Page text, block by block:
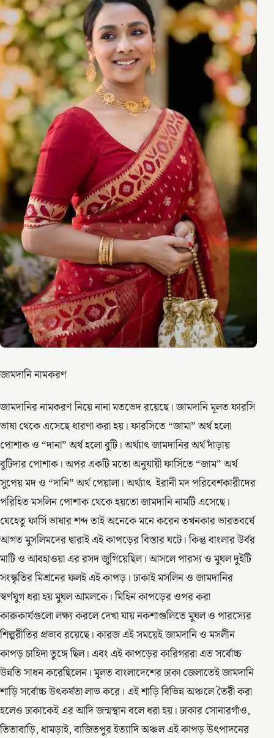
জামদানি নামকরণ
জামদানির নামকরণ নিয়ে নানা মতভেদ রয়েছে। জামদানি মূলত ফারসি
ভাষা থেকে এসেছে ধারণা করা হয়। ফারসিতে “জামা” অর্থ হলো
পোশাক ও “দানা” অর্থ হলো বুটি। অর্থ্যাৎ জামদানির অর্থ দাঁড়ায়
বুটিদার পোশাক। অপর একটি মতো অনুযায়ী ফার্সিতে “জাম” অর্থ
সুপেয় মদ ও “দানি” অর্থ পেয়ালা। অর্থ্যাৎ ইরানী মদ পরিবেশকারীদের
পরিহিত মসলিন পোশাক থেকে হয়তো জামদানি নামটি এসেছে।
যেহেতু ফার্সি ভাষার শব্দ তাই অনেকে মনে করেন তখনকার ভারতবর্ষে
আগত মুসলিমদের দ্বারাই এই কাপড়ের বিস্তার ঘটে। কিন্তু বাংলার উর্বর
মাটি ও আবহাওয়া এর রসদ জুগিয়েছিল। আসলে পারস্য ও মুঘল দুইটি
সংস্কৃতির মিশ্রনের ফলই এই কাপড়। ঢাকাই মসলিন ও জামদানির
স্বর্ণযুগ ধরা হয় মুঘল আমলকে। মিহিন কাপড়ের ওপর করা
কারুকার্যগুলো লক্ষ্য করলে দেখা যায় নকশাগুলিতে মুঘল ও পারস্যের
শিল্পরীতির প্রভাব রয়েছে। কারজ এই সময়েই জামদানি ও মসলীন
কাপড় চাহিদা তুঙ্গে ছিল। এবং এই কাপড়ের কারিগররা এত সর্বোচ্চ
উন্নতি সাধন করেছিলেন। মূলত বাংলাদেশের ঢাকা জেলাতেই জামদানি
শাড়ি সর্বোচ্চ উৎকর্ষতা লাভ করে। এই শাড়ি বিভিন্ন অঞ্চলে তৈরী করা
হলেও ঢাকাকেই এর আদি জন্মস্থান বলে ধরা হয়। ঢাকার সোনারগাঁও,
তিতাবাড়ি, ধামড়াই, বাজিতপুর ইত্যাদি অঞ্চল এই কাপড় উৎপাদনের